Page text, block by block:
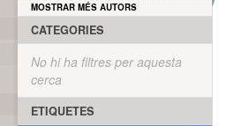
MOSTRAR MÉS AUTORS
CATEGORIES
No hi ha filtres per aquesta
cerca
ETIQUETES